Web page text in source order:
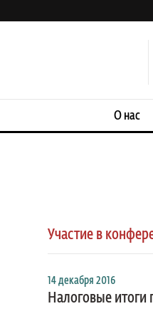
О нас
Участие в
14 декабря 2016
Налоговые итоги